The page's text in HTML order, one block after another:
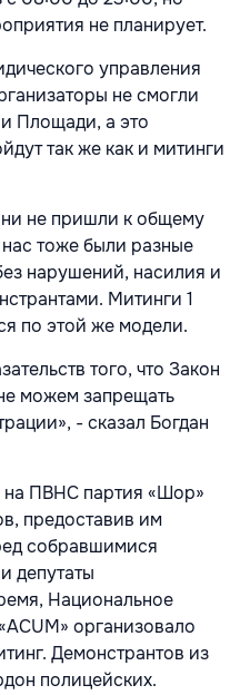
не планирует.
управления
не смогли
Площади, а это
так же как и митинги
не пришли к общему
тоже были разные
нарушений, насилия и
Митинги 1
по этой же модели.
того, что Закон
можем запрещать
- сказал Богдан
на ПВНС партия «Шор»
предоставив им
собравшимися
депутаты
Национальное
организовало
Демонстрантов из
полицейских.